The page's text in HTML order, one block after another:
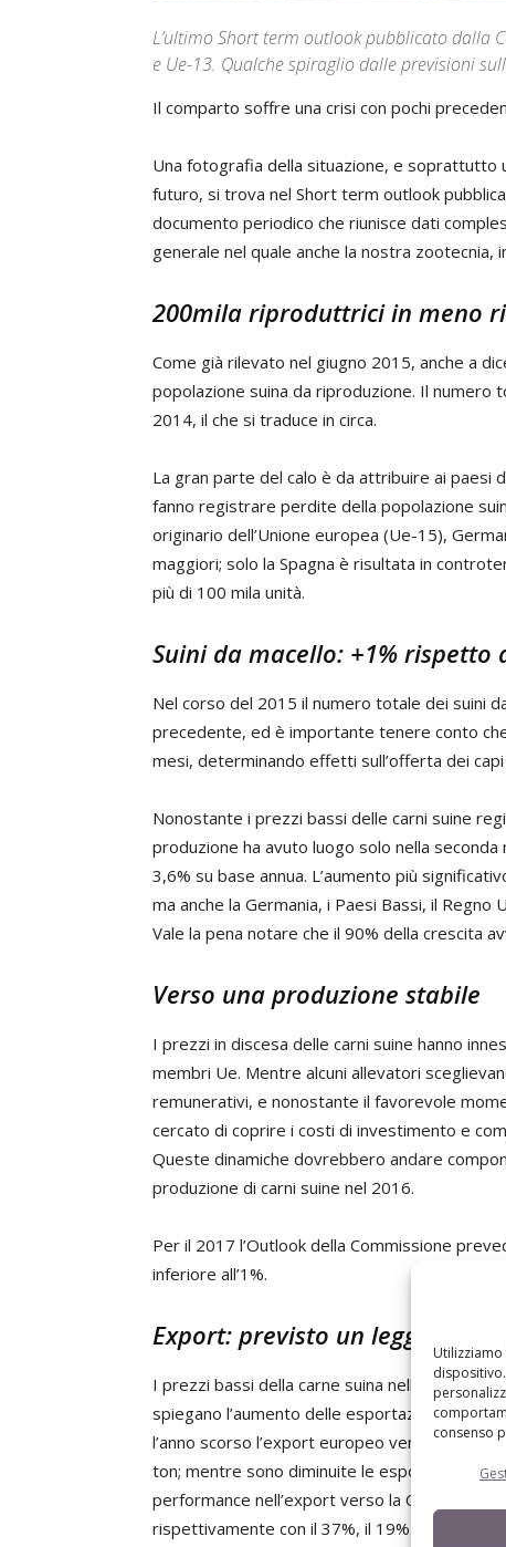
consenso
L’ultimo Short term outlook pubblicato dalla
e Ue-13. Qualche spiraglio dalle previsioni
Il comparto soffre una crisi con pochi
Una fotografia della situazione, e
futuro, si trova nel Short term outlook
documento periodico che riunisce dati
generale nel quale anche la nostra
200mila riproduttrici in meno
Come già rilevato nel giugno 2015, anche a
popolazione suina da riproduzione. Il
2014, il che si traduce in circa.
La gran parte del calo è da attribuire ai paesi
fanno registrare perdite della popolazione
originario dell’Unione europea (Ue-15),
maggiori; solo la Spagna è risultata in
più di 100 mila unità.
Suini da macello: +1% rispetto
Nel corso del 2015 il numero totale dei suini
precedente, ed è importante tenere conto
mesi, determinando effetti sull’offerta dei capi
Nonostante i prezzi bassi delle carni suine
produzione ha avuto luogo solo nella
3,6% su base annua. L’aumento più
ma anche la Germania, i Paesi Bassi, il Regno
Vale la pena notare che il 90% della crescita
Verso una produzione stabile
I prezzi in discesa delle carni suine hanno
membri Ue. Mentre alcuni allevatori
remunerativi, e nonostante il favorevole
cercato di coprire i costi di investimento e
Queste dinamiche dovrebbero andare
produzione di carni suine nel 2016.
Per il 2017 l’Outlook della Commissione
inferiore all’1%.
Export: previsto un leggero
I prezzi bassi della carne suina nell’Ue, un
spiegano l’aumento delle esportazioni
l’anno scorso l’export europeo verso la Cina
ton; mentre sono diminuite le esportazioni
performance nell’export verso la Cina sono
rispettivamente con il 37%, il 19% e il 15% del